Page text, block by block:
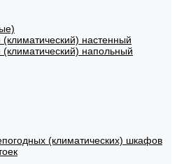
настенный
напольный
(климатических) шкафов